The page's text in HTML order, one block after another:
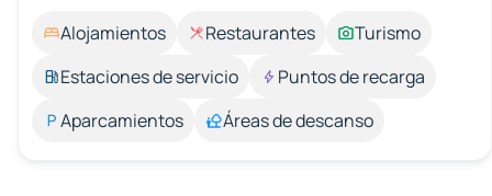
Alojamientos Restaurantes
Turismo
Estaciones de servicio
Puntos de recarga
Aparcamientos
Áreas de descanso